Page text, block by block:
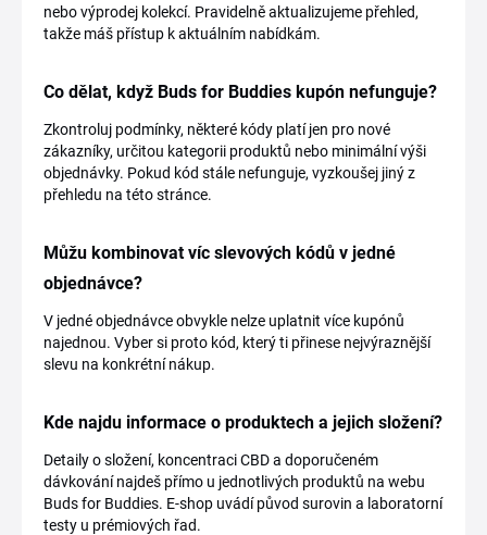
nebo výprodej kolekcí. Pravidelně aktualizujeme přehled,
takže máš přístup k aktuálním nabídkám.
Co dělat, když Buds for Buddies kupón nefunguje?
Zkontroluj podmínky, některé kódy platí jen pro nové
zákazníky, určitou kategorii produktů nebo minimální výši
objednávky. Pokud kód stále nefunguje, vyzkoušej jiný z
přehledu na této stránce.
Můžu kombinovat víc slevových kódů v jedné
objednávce?
V jedné objednávce obvykle nelze uplatnit více kupónů
najednou. Vyber si proto kód, který ti přinese nejvýraznější
slevu na konkrétní nákup.
Kde najdu informace o produktech a jejich složení?
Detaily o složení, koncentraci CBD a doporučeném
dávkování najdeš přímo u jednotlivých produktů na webu
Buds for Buddies. E-shop uvádí původ surovin a laboratorní
testy u prémiových řad.